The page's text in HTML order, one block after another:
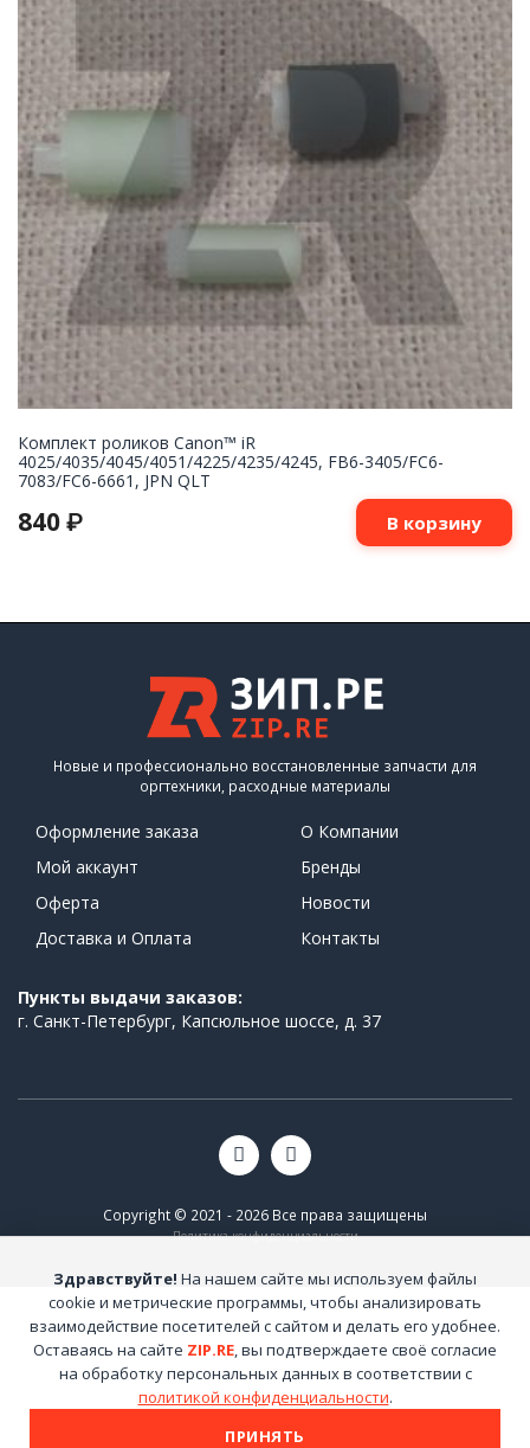
Комплект роликов Canon™ iR
4025/4035/4045/4051/4225/4235/4245, FB6-3405/FC6-
7083/FC6-6661, JPN QLT
840 ₽ В корзину
Новые и профессионально восстановленные запчасти для
оргтехники, расходные материалы
Оформление заказа
Мой аккаунт
Оферта
Доставка и Оплата
О Компании
Бренды
Новости
Контакты
Пункты выдачи заказов:
г. Санкт-Петербург, Капсюльное шоссе, д. 37
Copyright © 2021 - 2026 Все права защищены
Политика конфиденциальности
Здравствуйте! На нашем сайте мы используем файлы
cookie и метрические программы, чтобы анализировать
взаимодействие посетителей с сайтом и делать его удобнее.
Оставаясь на сайте ZIP.RE, вы подтверждаете своё согласие
на обработку персональных данных в соответствии с
политикой конфиденциальности.
ПРИНЯТЬ